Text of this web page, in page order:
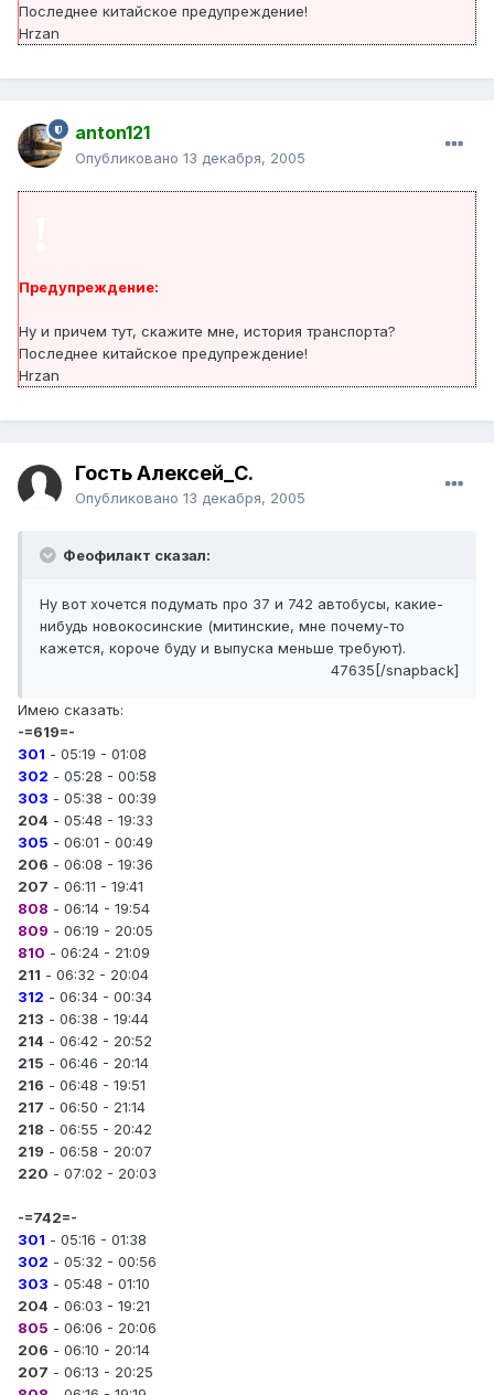
Последнее китайское предупреждение!
Hrzan
anton121
Опубликовано 13 декабря, 2005
Предупреждение:
Ну и причем тут, скажите мне, история транспорта?
Последнее китайское предупреждение!
Hrzan
Гость Алексей_С.
Опубликовано 13 декабря, 2005
Феофилакт сказал:
Ну вот хочется подумать про 37 и 742 автобусы, какие-
нибудь новокосинские (митинские, мне почему-то
кажется, короче буду и выпуска меньше требуют).
47635[/snapback]
Имею сказать:
-=619=-
301 - 05:19 - 01:08
302 - 05:28 - 00:58
303 - 05:38 - 00:39
204 - 05:48 - 19:33
305 - 06:01 - 00:49
206 - 06:08 - 19:36
207 - 06:11 - 19:41
808 - 06:14 - 19:54
809 - 06:19 - 20:05
810 - 06:24 - 21:09
211 - 06:32 - 20:04
312 - 06:34 - 00:34
213 - 06:38 - 19:44
214 - 06:42 - 20:52
215 - 06:46 - 20:14
216 - 06:48 - 19:51
217 - 06:50 - 21:14
218 - 06:55 - 20:42
219 - 06:58 - 20:07
220 - 07:02 - 20:03
-=742=-
301 - 05:16 - 01:38
302 - 05:32 - 00:56
303 - 05:48 - 01:10
204 - 06:03 - 19:21
805 - 06:06 - 20:06
206 - 06:10 - 20:14
207 - 06:13 - 20:25